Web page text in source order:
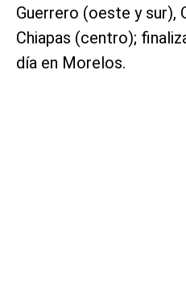
Guerrero (oeste y sur),
Chiapas (centro);
día en Morelos.